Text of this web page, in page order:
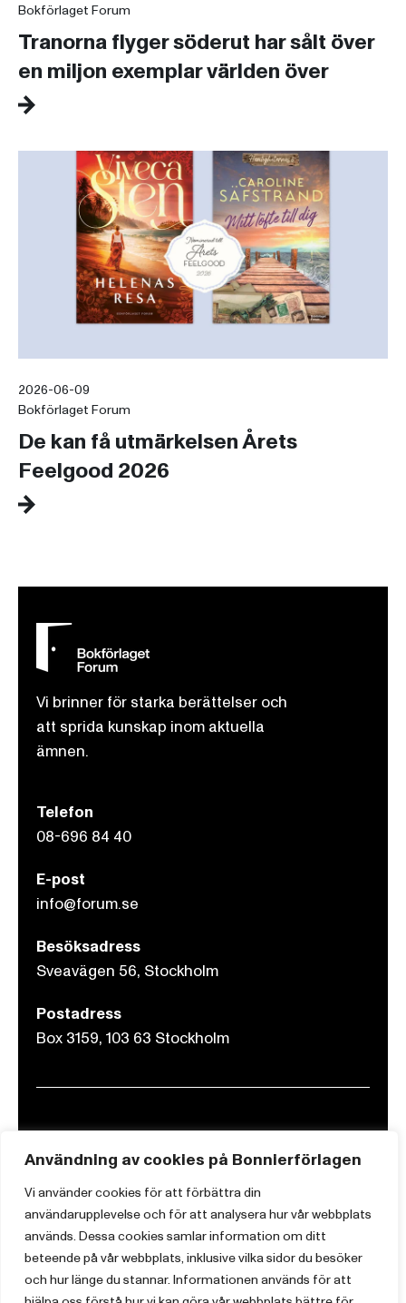
Användning av cookies på Bonnierförlagen
Vi använder cookies för att förbättra din
användarupplevelse och för att analysera hur vår webbplats
används. Dessa cookies samlar information om ditt
beteende på vår webbplats, inklusive vilka sidor du besöker
och hur länge du stannar. Informationen används för att
Bokförlaget Forum
Tranorna flyger söderut har sålt över
en miljon exemplar världen över
2026-06-09
Bokförlaget Forum
De kan få utmärkelsen Årets
Feelgood 2026
Vi brinner för starka berättelser och
att sprida kunskap inom aktuella
ämnen.
Telefon
08-696 84 40
E-post
info@forum.se
Besöksadress
Sveavägen 56, Stockholm
Postadress
Box 3159, 103 63 Stockholm
Om Bonnierförlagen
Cookies
Integritetspolicy